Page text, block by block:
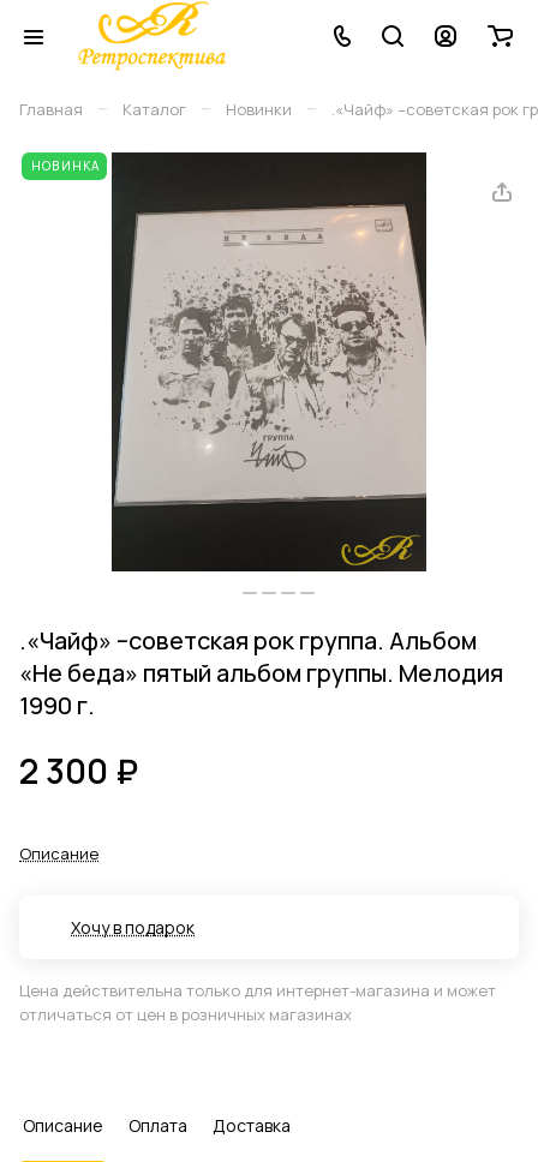
Главная – Каталог – Новинки – .«Чайф» –советская рок
НОВИНКА
.«Чайф» –советская рок группа. Альбом
«Не беда» пятый альбом группы. Мелодия
1990 г.
2 300 ₽
Описание
Хочу в подарок
Цена действительна только для интернет-магазина и может
отличаться от цен в розничных магазинах
Описание Оплата Доставка